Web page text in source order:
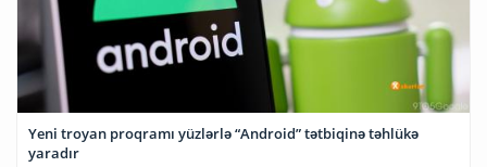
Yeni troyan proqramı yüzlərlə “Android” tətbiqinə təhlükə
yaradır